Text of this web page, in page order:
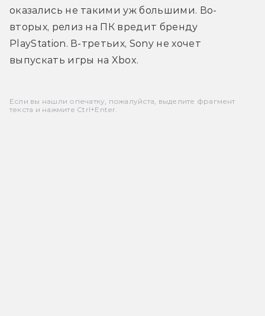
оказались не такими уж большими. Во-
вторых, релиз на ПК вредит бренду
PlayStation. В-третьих, Sony не хочет
выпускать игры на Xbox.
Если вы нашли опечатку, пожалуйста, выделите фрагмент
текста и нажмите Ctrl+Enter.